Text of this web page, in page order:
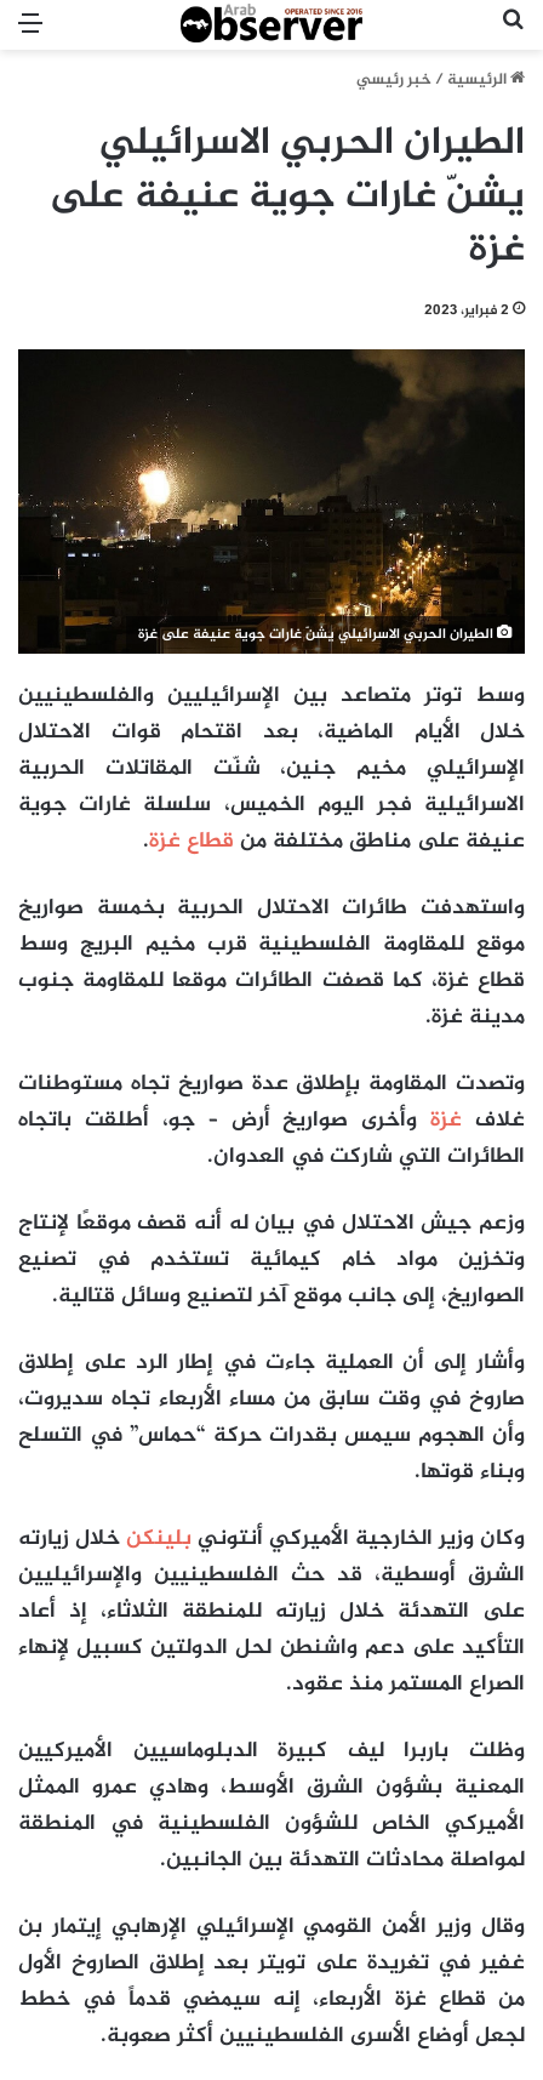
الرئيسية/خبر رئيسي
الطيران الحربي الاسرائيلي
يشنّ غارات جوية عنيفة على
غزة
2 فبراير، 2023
الطيران الحربي الاسرائيلي يشنّ غارات جوية عنيفة على غزة
وسط توتر متصاعد بين الإسرائيليين والفلسطينيين
خلال الأيام الماضية، بعد اقتحام قوات الاحتلال
الإسرائيلي مخيم جنين، شنّت المقاتلات الحربية
الاسرائيلية فجر اليوم الخميس، سلسلة غارات جوية
عنيفة على مناطق مختلفة من قطاع غزة.
واستهدفت طائرات الاحتلال الحربية بخمسة صواريخ
موقع للمقاومة الفلسطينية قرب مخيم البريج وسط
قطاع غزة، كما قصفت الطائرات موقعا للمقاومة جنوب
مدينة غزة.
وتصدت المقاومة بإطلاق عدة صواريخ تجاه مستوطنات
غلاف غزةوأخرى صواريخ أرض – جو، أطلقت باتجاه
الطائرات التي شاركت في العدوان.
وزعم جيش الاحتلال في بيان له أنه قصف موقعًا لإنتاج
وتخزين مواد خام كيمائية تستخدم في تصنيع
الصواريخ، إلى جانب موقع آخر لتصنيع وسائل قتالية.
وأشار إلى أن العملية جاءت في إطار الرد على إطلاق
صاروخ في وقت سابق من مساء الأربعاء تجاه سديروت،
وأن الهجوم سيمس بقدرات حركة “حماس” في التسلح
وبناء قوتها.
وكان وزير الخارجية الأميركي أنتوني بلينكنخلال زيارته
الشرق أوسطية، قد حث الفلسطينيين والإسرائيليين
على التهدئة خلال زيارته للمنطقة الثلاثاء، إذ أعاد
التأكيد على دعم واشنطن لحل الدولتين كسبيل لإنهاء
الصراع المستمر منذ عقود.
وظلت باربرا ليف كبيرة الدبلوماسيين الأميركيين
المعنية بشؤون الشرق الأوسط، وهادي عمرو الممثل
الأميركي الخاص للشؤون الفلسطينية في المنطقة
لمواصلة محادثات التهدئة بين الجانبين.
وقال وزير الأمن القومي الإسرائيلي الإرهابي إيتمار بن
غفير في تغريدة على تويتر بعد إطلاق الصاروخ الأول
من قطاع غزة الأربعاء، إنه سيمضي قدماً في خطط
لجعل أوضاع الأسرى الفلسطينيين أكثر صعوبة.